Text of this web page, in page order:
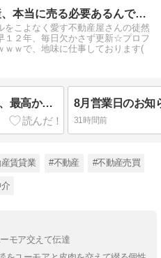
あなたの不動産、本当に売る必要あるんですか？
をこよなく愛す不動産屋さんの徒然
２年、毎日欠かさず更新☆プロフ
ｗｗで、地味に仕事しております(
大村の建機レンタル会社さん、最高か！！ 8月営業日のお知
31時間前
賃貸業 #不動産 #不動産売買
モア交えて伝達